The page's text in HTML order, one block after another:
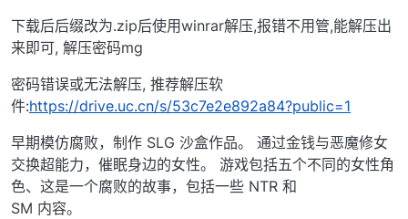
下载后后缀改为.zip后使用winrar解压,报错不用管,能解压出
来即可, 解压密码mg
密码错误或无法解压, 推荐解压软
件:https://drive.uc.cn/s/53c7e2e892a84?public=1
早期模仿腐败，制作 SLG 沙盒作品。 通过金钱与恶魔修女
交换超能力，催眠身边的女性。 游戏包括五个不同的女性角
色、这是一个腐败的故事，包括一些 NTR 和
SM 内容。